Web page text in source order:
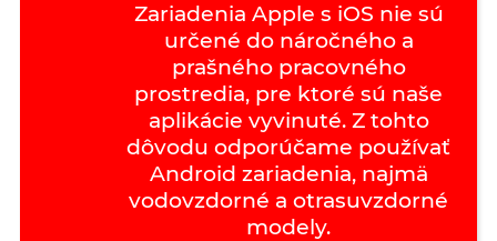
Zariadenia Apple s iOS nie sú
určené do náročného a
prašného pracovného
prostredia, pre ktoré sú naše
aplikácie vyvinuté. Z tohto
dôvodu odporúčame používať
Android zariadenia, najmä
vodovzdorné a otrasuvzdorné
modely.